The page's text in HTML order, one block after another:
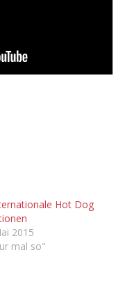
2021
Hot Dog
2015
mal so"